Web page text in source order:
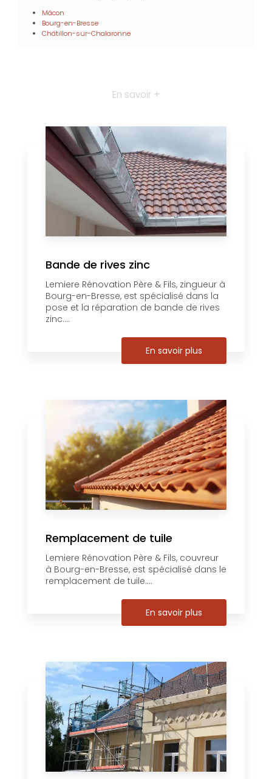
Mâcon
Bourg-en-Bresse
Châtillon-sur-Chalaronne
En savoir +
Bande de rives zinc
Lemiere Rénovation Père & Fils, zingueur à
Bourg-en-Bresse, est spécialisé dans la
pose et la réparation de bande de rives
zinc....
En savoir plus
Remplacement de tuile
Lemiere Rénovation Père & Fils, couvreur
à Bourg-en-Bresse, est spécialisé dans le
remplacement de tuile....
En savoir plus